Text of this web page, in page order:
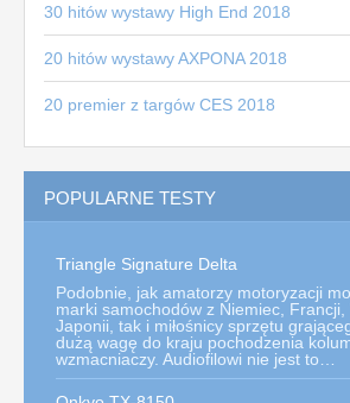
30 hitów wystawy High End 2018
20 hitów wystawy AXPONA 2018
20 premier z targów CES 2018
POPULARNE TESTY
Triangle Signature Delta
Podobnie, jak amatorzy motoryzacji
marki samochodów z Niemiec, Francji,
Japonii, tak i miłośnicy sprzętu
dużą wagę do kraju pochodzenia
wzmacniaczy. Audiofilowi nie jest to…